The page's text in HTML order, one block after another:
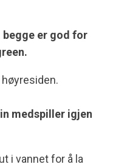
begge er god for
medspiller igjen
i vannet for å la